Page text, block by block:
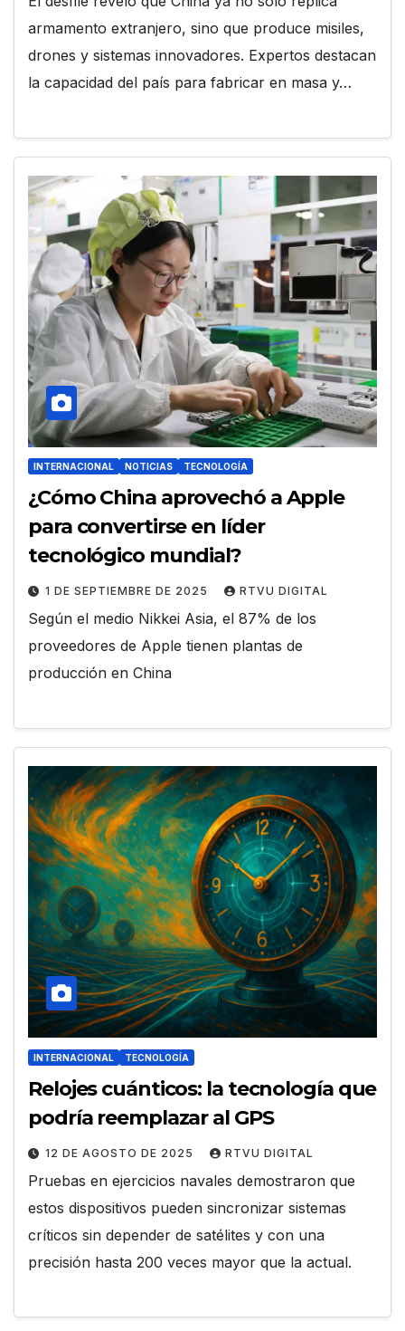
armamento extranjero, sino que produce misiles,
drones y sistemas innovadores. Expertos destacan
la capacidad del país para fabricar en masa y…
INTERNACIONAL NOTICIAS TECNOLOGÍA
¿Cómo China aprovechó a Apple
para convertirse en líder
tecnológico mundial?
1 DE SEPTIEMBRE DE 2025 RTVU DIGITAL
Según el medio Nikkei Asia, el 87% de los
proveedores de Apple tienen plantas de
producción en China
INTERNACIONAL TECNOLOGÍA
Relojes cuánticos: la tecnología que
podría reemplazar al GPS
12 DE AGOSTO DE 2025 RTVU DIGITAL
Pruebas en ejercicios navales demostraron que
estos dispositivos pueden sincronizar sistemas
críticos sin depender de satélites y con una
precisión hasta 200 veces mayor que la actual.